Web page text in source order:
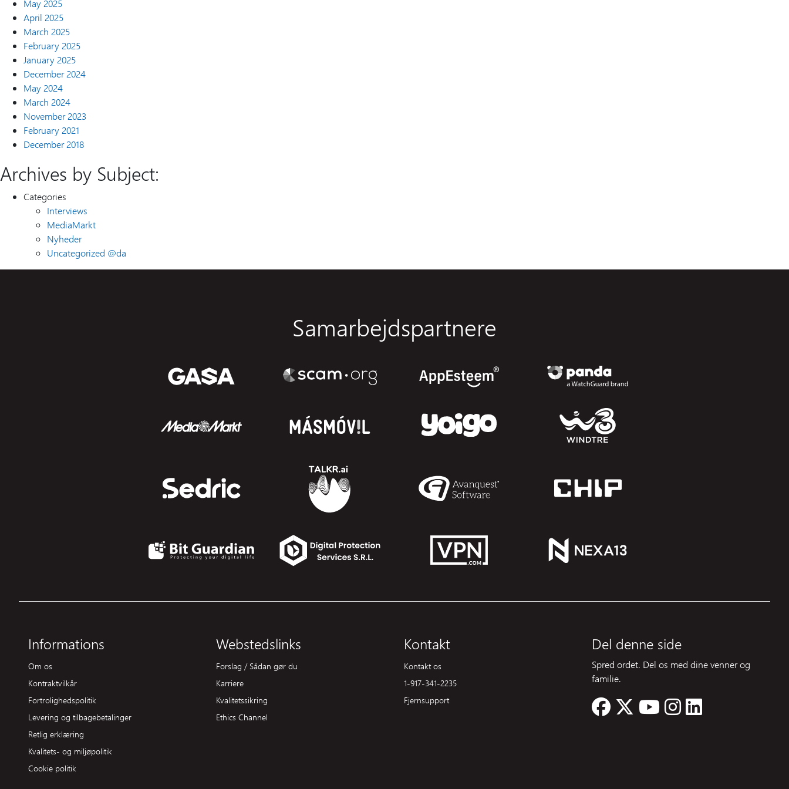
May 2025
April 2025
March 2025
February 2025
January 2025
December 2024
May 2024
March 2024
November 2023
February 2021
December 2018
Archives by Subject:
Categories
Interviews
MediaMarkt
Nyheder
Uncategorized @da
Samarbejdspartnere
Informations
Om os
Kontraktvilkår
Fortrolighedspolitik
Levering og tilbagebetalinger
Retlig erklæring
Kvalitets- og miljøpolitik
Cookie politik
Webstedslinks
Forslag / Sådan gør du
Karriere
Kvalitetssikring
Ethics Channel
Kontakt
Kontakt os
1-917-341-2235
Fjernsupport
Del denne side
Spred ordet. Del os med dine venner og
familie.